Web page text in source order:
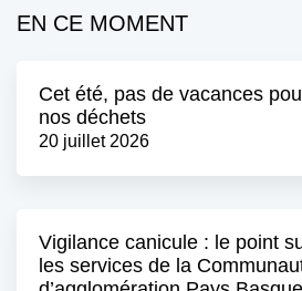
EN CE MOMENT
Cet été, pas de vacances
nos déchets
20 juillet 2026
Vigilance canicule : le point
les services de la